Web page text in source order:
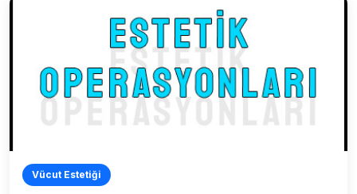
Vücut Estetiği